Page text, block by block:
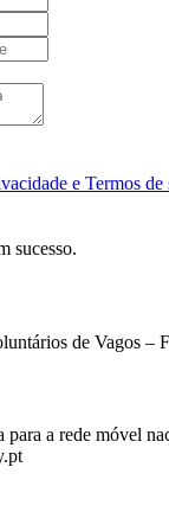
e Termos de
sucesso.
de Vagos –
para a rede móvel